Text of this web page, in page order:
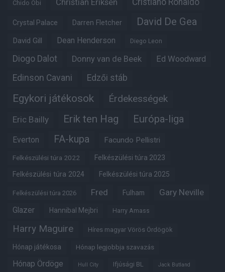
Chido Obi Christian Eriksen Cristiano Ronaldo
Crystal Palace Darren Fletcher David De Gea
David Gill Dean Henderson Diego Leon
Diogo Dalot Donny van de Beek Ed Woodward
Edinson Cavani Edzői stáb
Egykori játékosok Érdekességek
Eric Bailly Erik ten Hag Európa-liga
Everton FA-kupa Facundo Pellistri
Felkészülési túra 2022 Felkészülési túra 2023
Felkészülési túra 2024 Felkészülési túra 2025
Felkészülési túra 2026 Fred Fulham Gary Neville
Glazer Hannibal Mejbri Harry Amass
Harry Maguire Híres magyar Vörös Ördögök
Hónap játékosa Hónap legjobbja szavazás
Hónap Ördöge Hull City Ifjúsági BL Jack Butland